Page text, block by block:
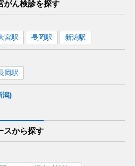
がん検診を探す
宮駅 長岡駅 新潟駅
岡駅
潟)
スから探す